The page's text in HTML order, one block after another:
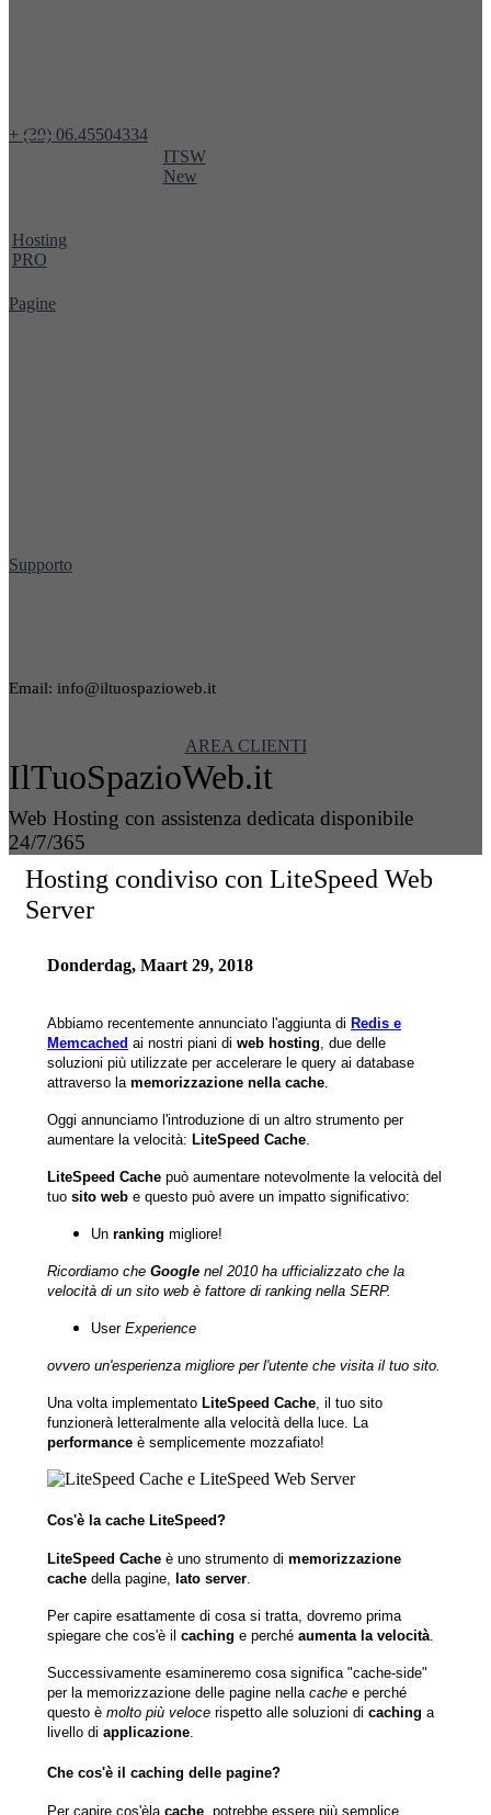
+ (39) 06.45504334
ITSW
New
Hosting
PRO
Pagine
Supporto
Email: info@iltuospazioweb.it
AREA CLIENTI
IlTuoSpazioWeb.it
Web Hosting con assistenza dedicata disponibile
24/7/365
Hosting condiviso con LiteSpeed Web
Server
Donderdag, Maart 29, 2018
Abbiamo recentemente annunciato l'aggiunta di Redis e
Memcached ai nostri piani di web hosting, due delle
soluzioni più utilizzate per accelerare le query ai database
attraverso la memorizzazione nella cache.
Oggi annunciamo l'introduzione di un altro strumento per
aumentare la velocità: LiteSpeed Cache.
LiteSpeed Cache può aumentare notevolmente la velocità del
tuo sito web e questo può avere un impatto significativo:
Un ranking migliore!
Ricordiamo che Google nel 2010 ha ufficializzato che la
velocità di un sito web è fattore di ranking nella SERP.
User Experience
ovvero un'esperienza migliore per l'utente che visita il tuo sito.
Una volta implementato LiteSpeed Cache, il tuo sito
funzionerà letteralmente alla velocità della luce. La
performance è semplicemente mozzafiato!
Cos'è la cache LiteSpeed?
LiteSpeed Cache è uno strumento di memorizzazione
cache della pagine, lato server.
Per capire esattamente di cosa si tratta, dovremo prima
spiegare che cos'è il caching e perché aumenta la velocità.
Successivamente esamineremo cosa significa "cache-side"
per la memorizzazione delle pagine nella cache e perché
questo è molto più veloce rispetto alle soluzioni di caching a
livello di applicazione.
Che cos'è il caching delle pagine?
Per capire cos'èla cache , potrebbe essere più semplice